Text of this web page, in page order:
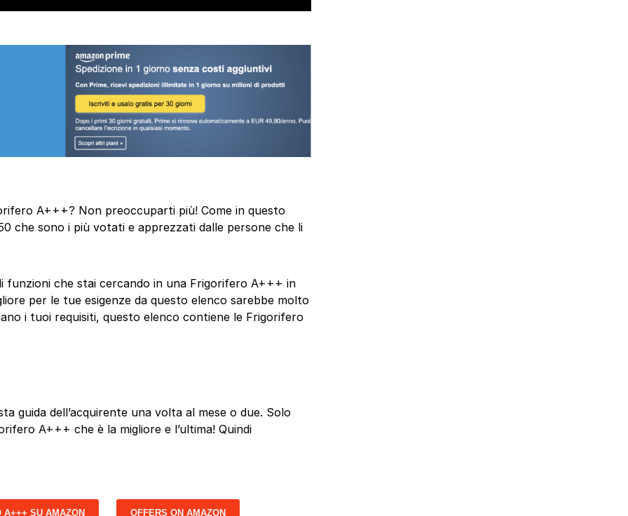
A+++? Non preoccuparti più! Come in questo
che sono i più votati e apprezzati dalle persone che li
funzioni che stai cercando in una Frigorifero A+++ in
per le tue esigenze da questo elenco sarebbe molto
i tuoi requisiti, questo elenco contiene le Frigorifero
guida dell’acquirente una volta al mese o due. Solo
A+++ che è la migliore e l’ultima! Quindi
A+++ SU AMAZON OFFERS ON AMAZON